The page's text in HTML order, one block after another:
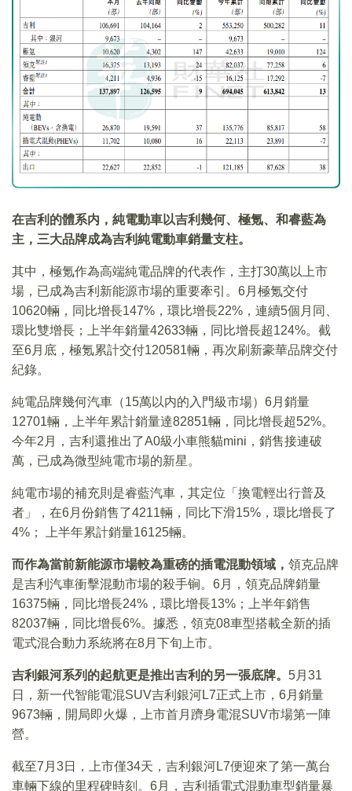
在吉利的體系内，純電動車以吉利幾何、極氪、和睿藍為
主，三大品牌成為吉利純電動車銷量支柱。
其中，極氪作為高端純電品牌的代表作，主打30萬以上市
場，已成為吉利新能源市場的重要牽引。6月極氪交付
10620輛，同比增長147%，環比增長22%，連續5個月同、
環比雙增長；上半年銷量42633輛，同比增長超124%。截
至6月底，極氪累計交付120581輛，再次刷新豪華品牌交付
紀錄。
純電品牌幾何汽車（15萬以内的入門級市場）6月銷量
12701輛，上半年累計銷量達82851輛，同比增長超52%。
今年2月，吉利還推出了A0級小車熊貓mini，銷售接連破
萬，已成為微型純電市場的新星。
純電市場的補充則是睿藍汽車，其定位「換電輕出行普及
者」，在6月份銷售了4211輛，同比下滑15%，環比增長了
4%； 上半年累計銷量16125輛。
而作為當前新能源市場較為重磅的插電混動領域， 領克品牌
是吉利汽車衝擊混動市場的殺手锏。6月，領克品牌銷量
16375輛，同比增長24%，環比增長13%；上半年銷售
82037輛，同比增長6%。據悉，領克08車型搭載全新的插
電式混合動力系統將在8月下旬上市。
吉利銀河系列的起航更是推出吉利的另一張底牌。 5月31
日，新一代智能電混SUV吉利銀河L7正式上市，6月銷量
9673輛，開局即火爆，上市首月躋身電混SUV市場第一陣
營。
截至7月3日，上市僅34天，吉利銀河L7便迎來了第一萬台
車輛下線的里程碑時刻。6月，吉利插電式混動車型銷量暴